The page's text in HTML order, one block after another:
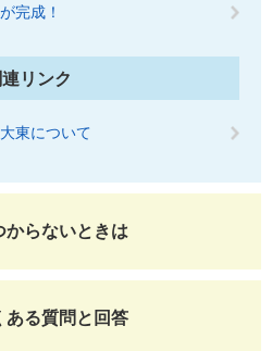
完成！
連リンク
東について
からないときは
ある質問と回答